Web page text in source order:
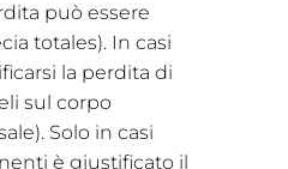
può essere
totales). In casi
la perdita di
sul corpo
Solo in casi
è giustificato il